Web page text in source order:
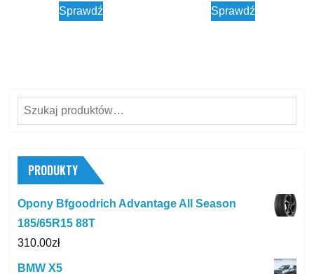
Sprawdź Sprawdź
Szukaj:
PRODUKTY
Opony Bfgoodrich Advantage All Season
185/65R15 88T
310.00zł
BMW X5